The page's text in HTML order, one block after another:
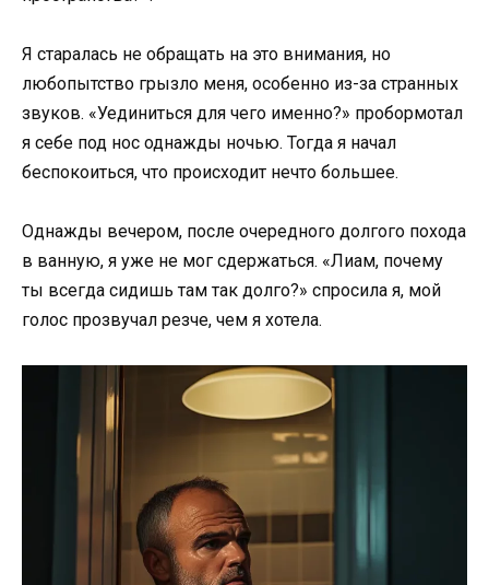
Я старалась не обращать на это внимания, но
любопытство грызло меня, особенно из-за странных
звуков. «Уединиться для чего именно?» пробормотал
я себе под нос однажды ночью. Тогда я начал
беспокоиться, что происходит нечто большее.
Однажды вечером, после очередного долгого похода
в ванную, я уже не мог сдержаться. «Лиам, почему
ты всегда сидишь там так долго?» спросила я, мой
голос прозвучал резче, чем я хотела.